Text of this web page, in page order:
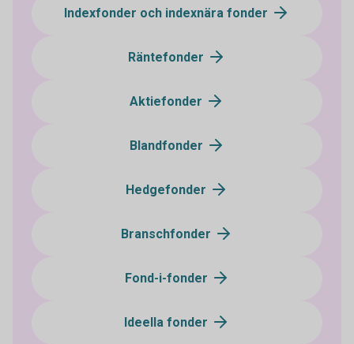
Indexfonder och indexnära fonder
Räntefonder
Aktiefonder
Blandfonder
Hedgefonder
Branschfonder
Fond-i-fonder
Ideella fonder